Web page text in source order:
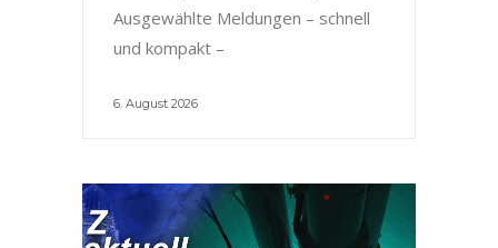
Ausgewählte Meldungen – schnell
und kompakt –
6. August 2026